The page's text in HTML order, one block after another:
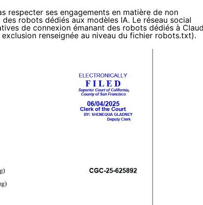
respecter ses engagements en matière de non
robots dédiés aux modèles IA. Le réseau social
de connexion émanant des robots dédiés à
renseignée au niveau du fichier robots.txt).